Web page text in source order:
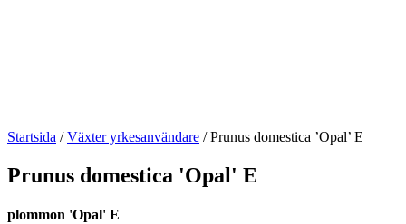
Startsida /Växter yrkesanvändare /Prunus domestica ’Opal’ E
Prunus domestica 'Opal' E
plommon 'Opal' E